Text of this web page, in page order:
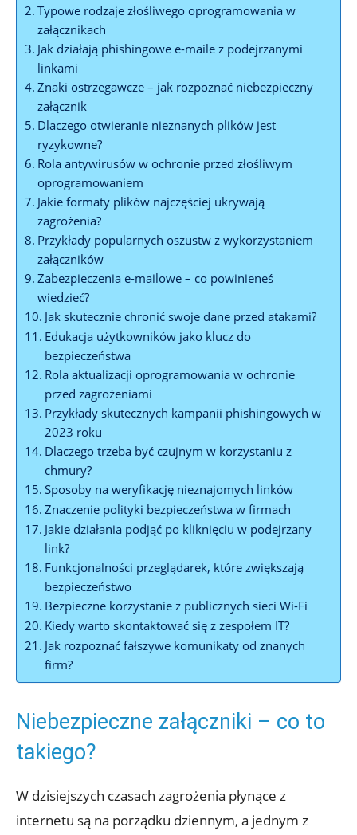
Typowe rodzaje złośliwego oprogramowania w
załącznikach
Jak działają phishingowe e-maile z podejrzanymi
linkami
Znaki ostrzegawcze – jak rozpoznać niebezpieczny
załącznik
Dlaczego otwieranie nieznanych plików jest
ryzykowne?
Rola antywirusów w ochronie przed złośliwym
oprogramowaniem
Jakie formaty plików najczęściej ukrywają
zagrożenia?
Przykłady popularnych oszustw z wykorzystaniem
załączników
Zabezpieczenia e-mailowe – co powinieneś
wiedzieć?
Jak skutecznie chronić swoje dane przed atakami?
Edukacja użytkowników jako klucz do
bezpieczeństwa
Rola aktualizacji oprogramowania w ochronie
przed zagrożeniami
Przykłady skutecznych kampanii phishingowych w
2023 roku
Dlaczego trzeba być czujnym w korzystaniu z
chmury?
Sposoby na weryfikację nieznajomych linków
Znaczenie polityki bezpieczeństwa w firmach
Jakie działania podjąć po kliknięciu w podejrzany
link?
Funkcjonalności przeglądarek, które zwiększają
bezpieczeństwo
Bezpieczne korzystanie z publicznych sieci Wi-Fi
Kiedy warto skontaktować się z zespołem IT?
Jak rozpoznać fałszywe komunikaty od znanych
firm?
Niebezpieczne załączniki – co to
takiego?
W dzisiejszych czasach zagrożenia płynące z
internetu są na porządku dziennym, a jednym z